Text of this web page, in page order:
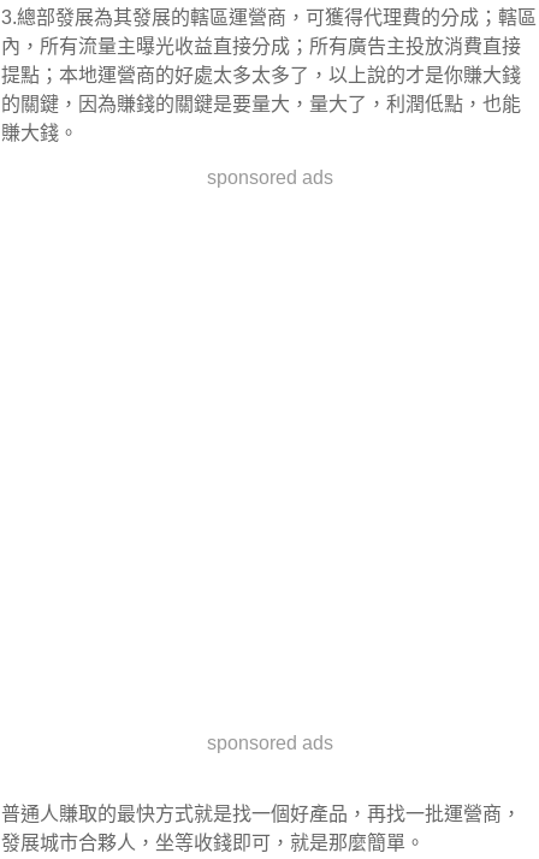
3.總部發展為其發展的轄區運營商，可獲得代理費的分成；轄區
內，所有流量主曝光收益直接分成；所有廣告主投放消費直接
提點；本地運營商的好處太多太多了，以上說的才是你賺大錢
的關鍵，因為賺錢的關鍵是要量大，量大了，利潤低點，也能
賺大錢。
sponsored ads
sponsored ads
普通人賺取的最快方式就是找一個好產品，再找一批運營商，
發展城市合夥人，坐等收錢即可，就是那麼簡單。